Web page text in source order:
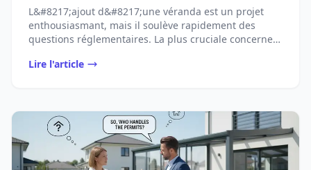
L&#8217;ajout d&#8217;une véranda est un projet
enthousiasmant, mais il soulève rapidement des
questions réglementaires. La plus cruciale concerne
Lire l'article